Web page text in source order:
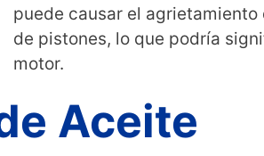
puede causar el
de pistones, lo que podría
motor.
Aceite